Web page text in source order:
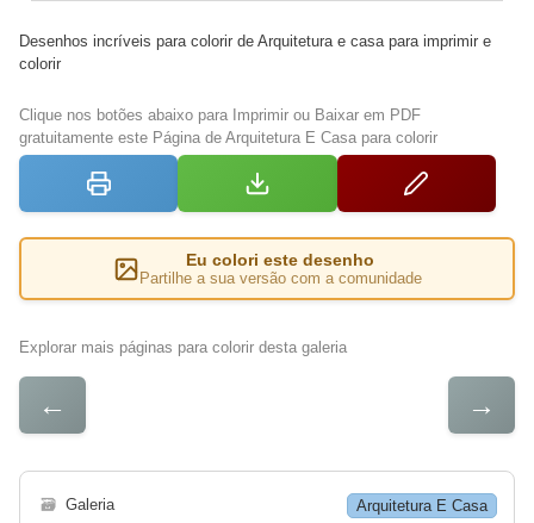
Desenhos incríveis para colorir de Arquitetura e casa para imprimir e
colorir
Clique nos botões abaixo para Imprimir ou Baixar em PDF
gratuitamente este Página de Arquitetura E Casa para colorir
Eu colori este desenho
Partilhe a sua versão com a comunidade
Explorar mais páginas para colorir desta galeria
← →
🗃 Galeria Arquitetura E Casa